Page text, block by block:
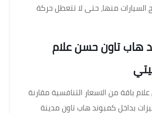
منها، حتى لا تتعطل حركة
هاب تاون حسن علام
باقة من الاسعار التنافسية مقارنة
بداخل كمبوند هاب تاون مدينة